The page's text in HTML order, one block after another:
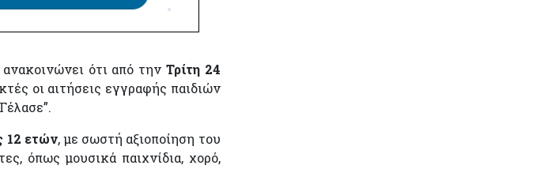
ότι από την Τρίτη 24
οι αιτήσεις εγγραφής παιδιών
12 ετών, με σωστή αξιοποίηση του
όπως μουσικά παιχνίδια, χορό,